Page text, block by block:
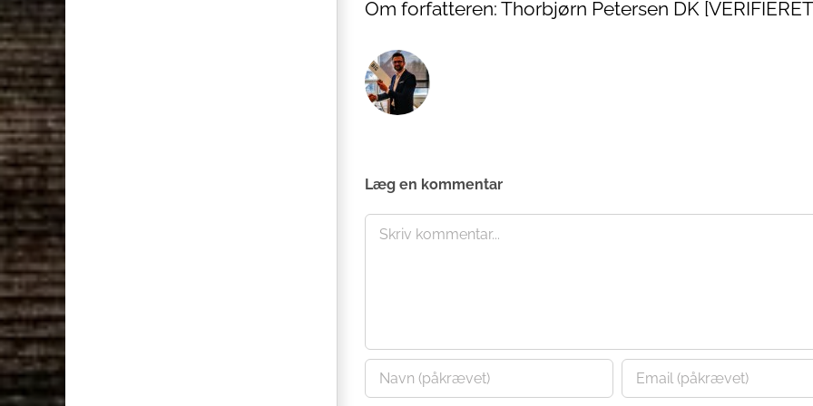
Om forfatteren: Thorbjørn Petersen DK
Læg en kommentar
Comment